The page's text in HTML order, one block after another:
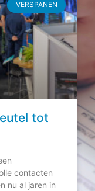
VERSPANEN
tot
contacten
nu al jaren in